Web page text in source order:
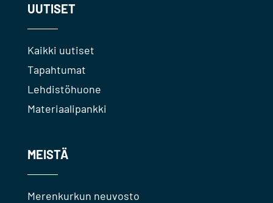
UUTISET
Kaikki uutiset
Tapahtumat
Lehdistöhuone
Materiaalipankki
MEISTÄ
Merenkurkun neuvosto